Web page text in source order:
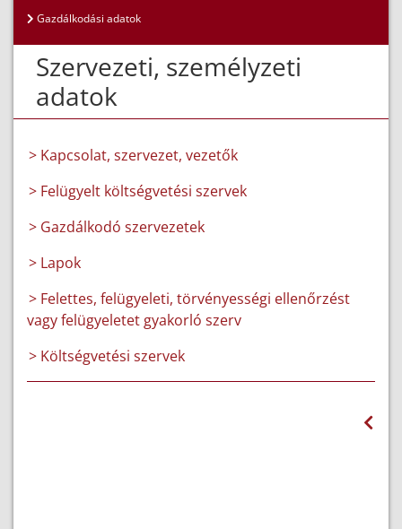
Gazdálkodási adatok
Szervezeti, személyzeti
adatok
> Kapcsolat, szervezet, vezetők
> Felügyelt költségvetési szervek
> Gazdálkodó szervezetek
> Lapok
> Felettes, felügyeleti, törvényességi ellenőrzést
vagy felügyeletet gyakorló szerv
> Költségvetési szervek